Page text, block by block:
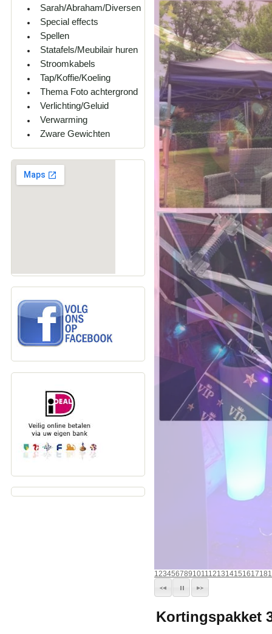
Sarah/Abraham/Diversen
Special effects
Spellen
Statafels/Meubilair huren
Stroomkabels
Tap/Koffie/Koeling
Thema Foto achtergrond
Verlichting/Geluid
Verwarming
Zware Gewichten
123456789101112131415161718
Kortingspakket